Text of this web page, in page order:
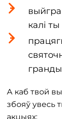
калі
А каб твой
збояў увесь
акцыях: